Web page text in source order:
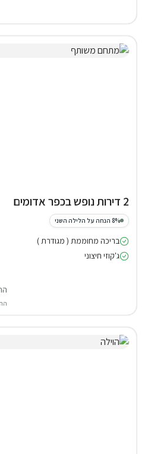
2 דירות נופש בכפר אדומים
8% הנחה על הלילה השני
בריכה מחוממת ( מגודרת )
ג'קוזי חיצוני